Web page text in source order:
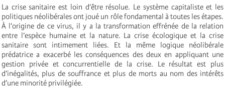
La crise sanitaire est loin d’être résolue. Le système capitaliste et les
politiques néolibérales ont joué un rôle fondamental à toutes les étapes.
À l’origine de ce virus, il y a la transformation effrénée de la relation
entre l’espèce humaine et la nature. La crise écologique et la crise
sanitaire sont intimement liées. Et la même logique néolibérale
prédatrice a exacerbé les conséquences des deux en appliquant une
gestion privée et concurrentielle de la crise. Le résultat est plus
d’inégalités, plus de souffrance et plus de morts au nom des intérêts
d’une minorité privilégiée.